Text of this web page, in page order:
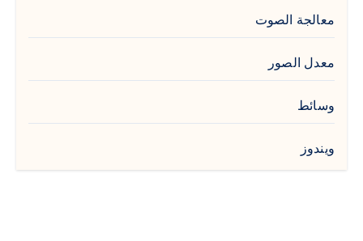
معالجة الصوت
معدل الصور
وسائط
ويندوز